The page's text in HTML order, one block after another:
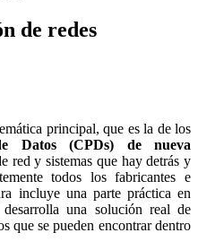
de redes
principal, que es la de los
Datos (CPDs) de nueva
red y sistemas que hay detrás y
todos los fabricantes e
incluye una parte práctica en
una solución real de
que se pueden encontrar dentro